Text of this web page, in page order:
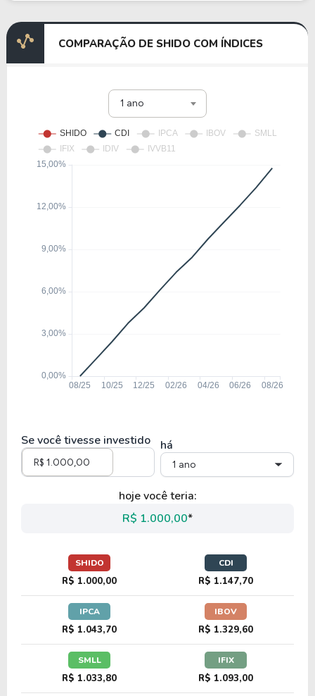
COMPARAÇÃO DE SHIDO COM ÍNDICES
1 ano
Se você tivesse investido há
1 ano
hoje você teria:
R$ 1.000,00*
SHIDO
R$ 1.000,00
CDI
R$ 1.147,70
IPCA
R$ 1.043,70
IBOV
R$ 1.329,60
SMLL
R$ 1.033,80
IFIX
R$ 1.093,00